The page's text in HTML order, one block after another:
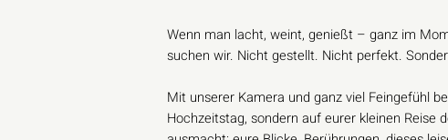
Wenn man lacht, weint, genießt – ganz im
suchen wir. Nicht gestellt. Nicht perfekt.
Mit unserer Kamera und ganz viel Feingefühl
Hochzeitstag, sondern auf eurer kleinen Reise